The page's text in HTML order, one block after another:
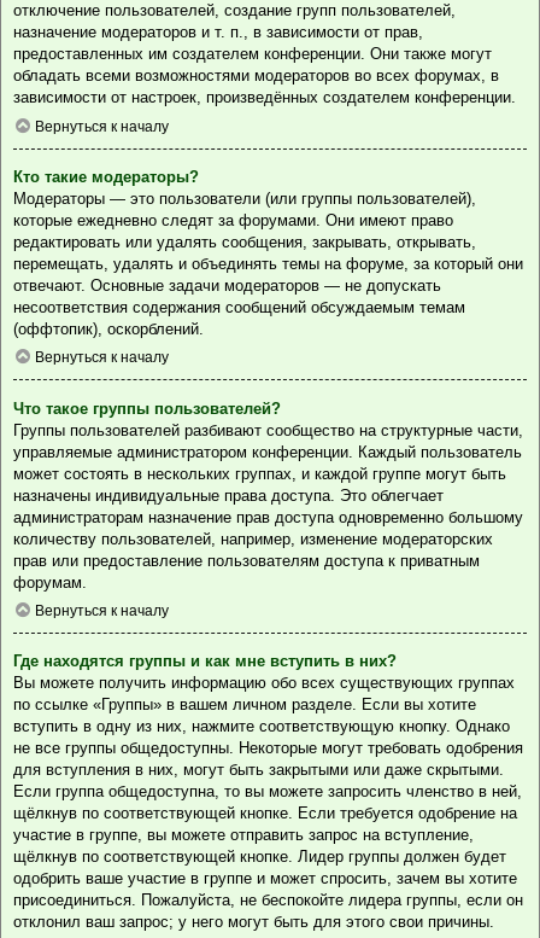
отключение пользователей, создание групп пользователей,
назначение модераторов и т. п., в зависимости от прав,
предоставленных им создателем конференции. Они также могут
обладать всеми возможностями модераторов во всех форумах, в
зависимости от настроек, произведённых создателем конференции.
Вернуться к началу
Кто такие модераторы?
Модераторы — это пользователи (или группы пользователей),
которые ежедневно следят за форумами. Они имеют право
редактировать или удалять сообщения, закрывать, открывать,
перемещать, удалять и объединять темы на форуме, за который они
отвечают. Основные задачи модераторов — не допускать
несоответствия содержания сообщений обсуждаемым темам
(оффтопик), оскорблений.
Вернуться к началу
Что такое группы пользователей?
Группы пользователей разбивают сообщество на структурные части,
управляемые администратором конференции. Каждый пользователь
может состоять в нескольких группах, и каждой группе могут быть
назначены индивидуальные права доступа. Это облегчает
администраторам назначение прав доступа одновременно большому
количеству пользователей, например, изменение модераторских
прав или предоставление пользователям доступа к приватным
форумам.
Вернуться к началу
Где находятся группы и как мне вступить в них?
Вы можете получить информацию обо всех существующих группах
по ссылке «Группы» в вашем личном разделе. Если вы хотите
вступить в одну из них, нажмите соответствующую кнопку. Однако
не все группы общедоступны. Некоторые могут требовать одобрения
для вступления в них, могут быть закрытыми или даже скрытыми.
Если группа общедоступна, то вы можете запросить членство в ней,
щёлкнув по соответствующей кнопке. Если требуется одобрение на
участие в группе, вы можете отправить запрос на вступление,
щёлкнув по соответствующей кнопке. Лидер группы должен будет
одобрить ваше участие в группе и может спросить, зачем вы хотите
присоединиться. Пожалуйста, не беспокойте лидера группы, если он
отклонил ваш запрос; у него могут быть для этого свои причины.